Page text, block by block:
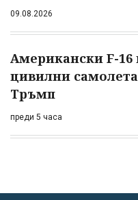
09.08.2026
Американски F-16
цивилни
Тръмп
преди 5 часа